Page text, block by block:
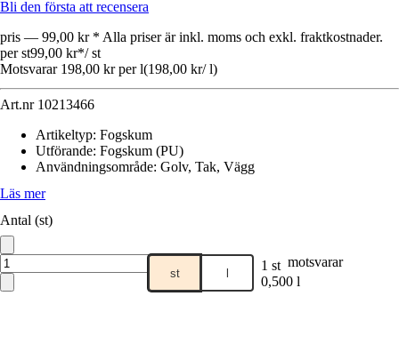
Bli den första att recensera
pris — 99,00 kr * Alla priser är inkl. moms och exkl. fraktkostnader.
per st99,00 kr*/ st
Motsvarar 198,00 kr per l(198,00 kr/ l)
Art.nr 10213466
Artikeltyp: Fogskum
Utförande: Fogskum (PU)
Användningsområde: Golv, Tak, Vägg
Läs mer
Antal (st)
st l 1 st motsvarar
0,500 l